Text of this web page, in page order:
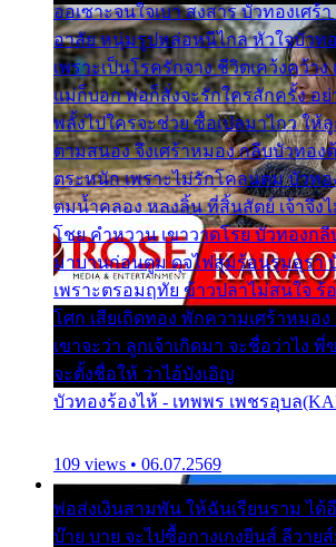
ออเซาะจนใจเบา สงสาร บัวทองเศร้
อาลัย หนุ่มรูปหล่อหนีไกล หัวใจบัวท
เพราะเป็นโรครักจาง ชีวิตเคว้งคว้าง
แม่ก็บอก พ่อก็สั่งจะรักใครสักครั้ง อย่
พลั้งไปใครจะช่วย ซื้อเปลมาไกว ให้
ตามสนอง จึงเศร้าหมอง กลีบบัวทอง
ตระหนัก เพราะไม่รักโคลนตม บัวท
ตมน้ำคลอง หลงลิ้น ที่สิ้นสัตย์ เจ้าจึง
โชย คำหวาน เขาวาดโรย บัวทองก
มาบานก่อนตูม ดุจไฟสุมร้อนรุมอุรา
เพราะตรอมฤทัย ข้าวปลาไม่สนใจ ร้
โศก เสียเถิดทอง พักความเศร้าหมอง
เขาจะว่า ลูกเจ้าเกิดมา จะชื่อว่าไง
จะตั้งชื่อให้ ว่าไอ้บังเอิญ
บัวทองร้องไห้ - เทพพร เพชรอุบล
109 views • 06.07.2569
พ่อส่งเงินสามพัน ให้ฉันเรียนราม ไ
บ๊าย บาย จะไปซื้อกางเกงยีนส์ ลีวายส์